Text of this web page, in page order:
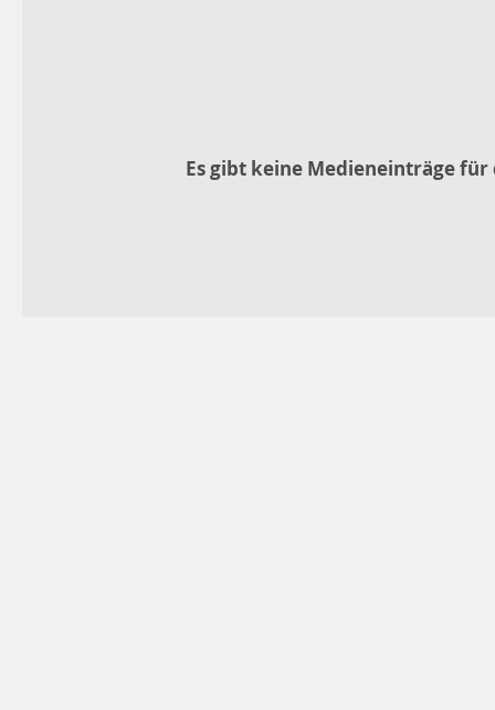
Es gibt keine Medieneinträge für